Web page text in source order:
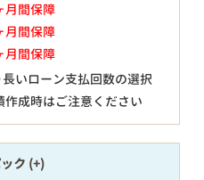
間保障
間保障
間保障
いローン支払回数の選択
成時はご注意ください
ク